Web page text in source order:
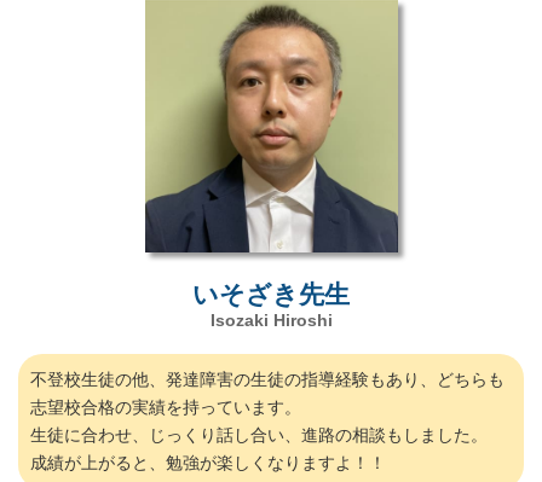
いそざき先生
Isozaki Hiroshi
不登校生徒の他、発達障害の生徒の指導経験もあり、どちらも
志望校合格の実績を持っています。
生徒に合わせ、じっくり話し合い、進路の相談もしました。
成績が上がると、勉強が楽しくなりますよ！！